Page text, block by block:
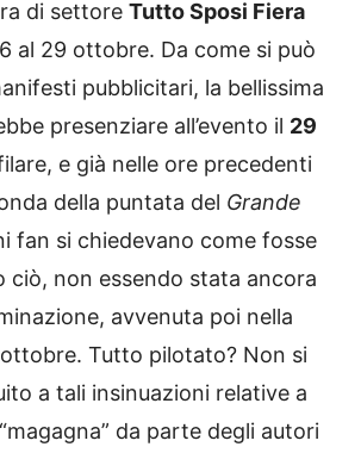
di settore Tutto Sposi Fiera
al 29 ottobre. Da come si può
pubblicitari, la bellissima
presenziare all’evento il 29
e già nelle ore precedenti
della puntata del Grande
fan si chiedevano come fosse
ciò, non essendo stata ancora
avvenuta poi nella
Tutto pilotato? Non si
a tali insinuazioni relative a
da parte degli autori